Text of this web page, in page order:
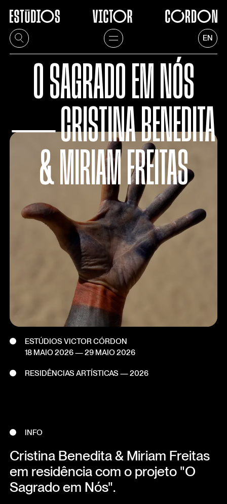
EN
O SAGRADO EM NÓS
― CRISTINA BENEDITA
& MIRIAM FREITAS
ESTÚDIOS VICTOR CÓRDON
18 MAIO 2026—29 MAIO 2026
RESIDÊNCIAS ARTÍSTICAS — 2026
INFO
Cristina Benedita & Miriam Freitas
em residência com o projeto "O
Sagrado em Nós".